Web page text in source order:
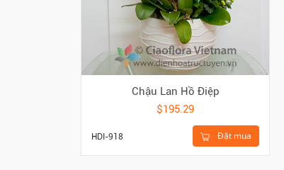
Chậu Lan Hồ Điệp
$195.29
Đặt mua
HDI-918